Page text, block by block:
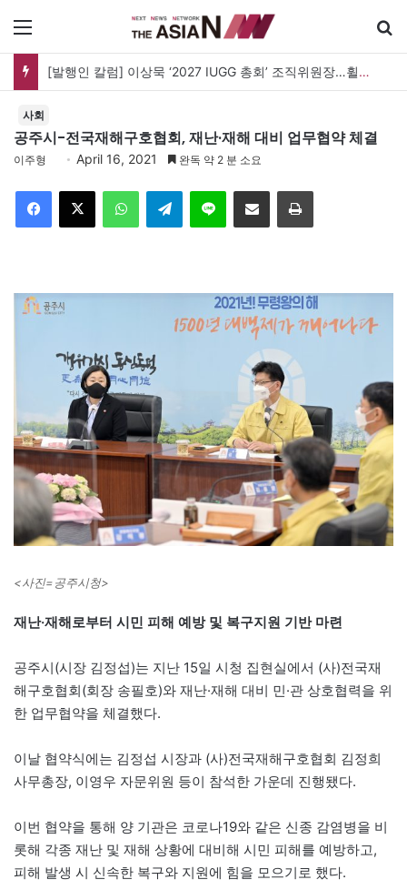
[발행인 칼럼] 이상묵 ‘2027 IUGG 총회’ 조직위원장…휠체어 위에서 지구를 움직이는 학자
사회
공주시-전국재해구호협회, 재난·재해 대비 업무협약 체결
이주형 April 16, 2021 완독 약 2 분 소요
Telegram 이메일
<사진=공주시청>
재난·재해로부터 시민 피해 예방 및 복구지원 기반 마련
공주시(시장 김정섭)는 지난 15일 시청 집현실에서 (사)전국재
해구호협회(회장 송필호)와 재난·재해 대비 민·관 상호협력을 위
한 업무협약을 체결했다.
이날 협약식에는 김정섭 시장과 (사)전국재해구호협회 김정희
사무총장, 이영우 자문위원 등이 참석한 가운데 진행됐다.
이번 협약을 통해 양 기관은 코로나19와 같은 신종 감염병을 비
롯해 각종 재난 및 재해 상황에 대비해 시민 피해를 예방하고,
피해 발생 시 신속한 복구와 지원에 힘을 모으기로 했다.